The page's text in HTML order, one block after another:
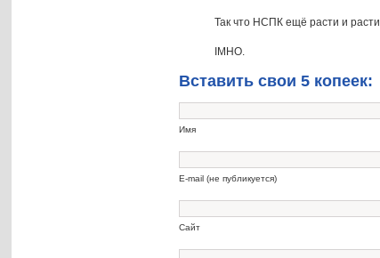
Так что НСПК ещё расти и
IMHO.
Вставить свои 5 копеек:
Имя
E-mail (не публикуется)
Сайт